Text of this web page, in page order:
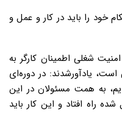
خود را باید در کار و عمل و
امنیت شغلی اطمینان کارگر به
یادآورشدند: در دوره‌ای
به همت مسئولان در این
راه افتاد و این کار باید